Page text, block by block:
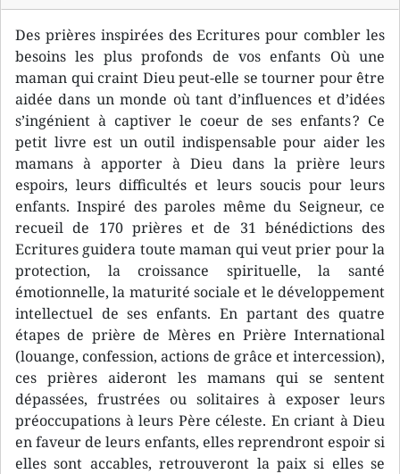
Des prières inspirées des Ecritures pour combler les
besoins les plus profonds de vos enfants Où une
maman qui craint Dieu peut-elle se tourner pour être
aidée dans un monde où tant d’influences et d’idées
s’ingénient à captiver le coeur de ses enfants ? Ce
petit livre est un outil indispensable pour aider les
mamans à apporter à Dieu dans la prière leurs
espoirs, leurs difficultés et leurs soucis pour leurs
enfants. Inspiré des paroles même du Seigneur, ce
recueil de 170 prières et de 31 bénédictions des
Ecritures guidera toute maman qui veut prier pour la
protection, la croissance spirituelle, la santé
émotionnelle, la maturité sociale et le développement
intellectuel de ses enfants. En partant des quatre
étapes de prière de Mères en Prière International
(louange, confession, actions de grâce et intercession),
ces prières aideront les mamans qui se sentent
dépassées, frustrées ou solitaires à exposer leurs
préoccupations à leurs Père céleste. En criant à Dieu
en faveur de leurs enfants, elles reprendront espoir si
elles sont accables, retrouveront la paix si elles se